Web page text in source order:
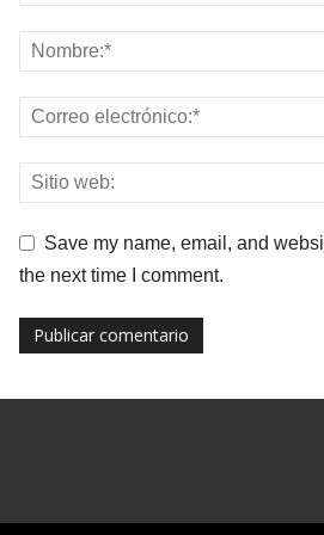
Save my name, email, and
the next time I comment.